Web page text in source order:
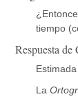
tiempo
Respuesta
La